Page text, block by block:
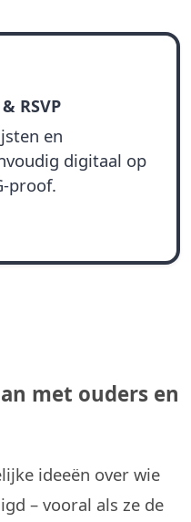
RSVP
en
digitaal op
proof.
met ouders en
ideeën over wie
– vooral als ze de